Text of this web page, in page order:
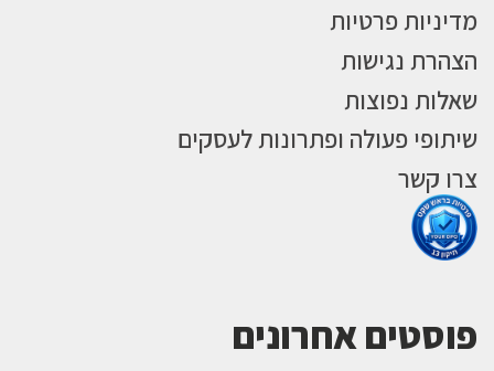
מדיניות פרטיות
הצהרת נגישות
שאלות נפוצות
שיתופי פעולה ופתרונות לעסקים
צרו קשר
פוסטים אחרונים